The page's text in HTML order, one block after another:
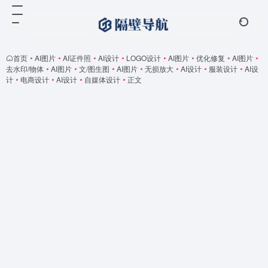
首页 • AI图片 • AI证件照 • AI设计 • LOGO设计 • AI图片 • 优化修复 • AI图片 •
去水印/物体 • AI图片 • 文/图生图 • AI图片 • 无损放大 • AI设计 • 服装设计 • AI设
计 • 电商设计 • AI设计 • 自媒体设计 • 正文